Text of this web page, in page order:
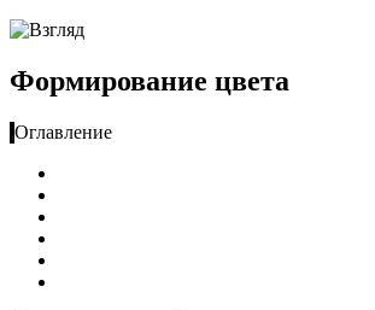
Формирование цвета
Оглавление